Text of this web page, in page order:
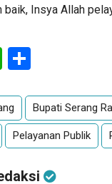
Insya Allah
WhatsApp
Bupati Serang
Pelayanan Publik